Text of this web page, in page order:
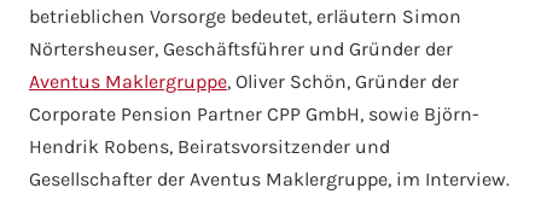
betrieblichen Vorsorge bedeutet, erläutern Simon
Nörtersheuser, Geschäftsführer und Gründer der
Aventus Maklergruppe, Oliver Schön, Gründer der
Corporate Pension Partner CPP GmbH, sowie Björn-
Hendrik Robens, Beiratsvorsitzender und
Gesellschafter der Aventus Maklergruppe, im Interview.